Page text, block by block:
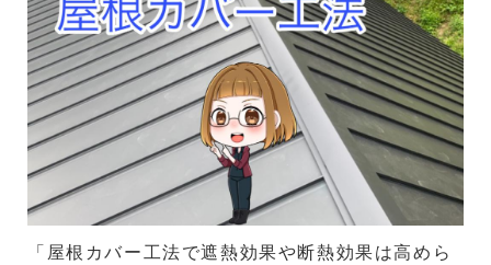
「屋根カバー工法で遮熱効果や断熱効果は高めら